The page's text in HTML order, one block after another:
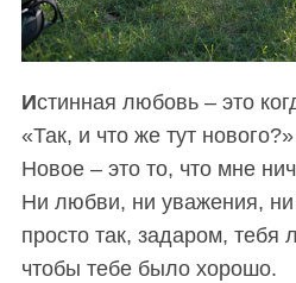
Истинная любовь – это
«Так, и что же тут
Новое – это то, что мне
Ни любви, ни уважения,
просто так, задаром,
чтобы тебе было хорошо.